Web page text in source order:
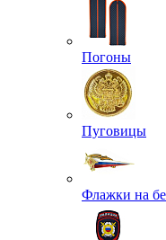
Погоны
Пуговицы
Флажки на